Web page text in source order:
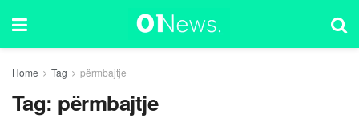
Home Tag përmbajtje
Tag: përmbajtje